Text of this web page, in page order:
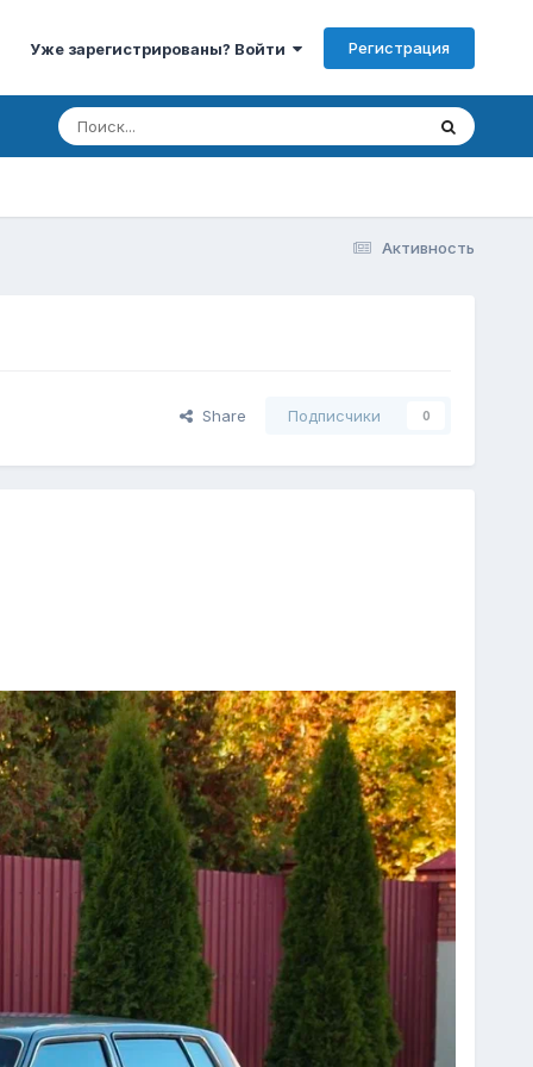
Уже зарегистрированы? Войти Регистрация
Активность
Share Подписчики 0